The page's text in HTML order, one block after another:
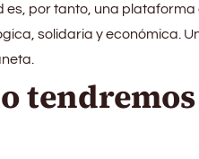
es, por tanto, una
solidaria y económica.